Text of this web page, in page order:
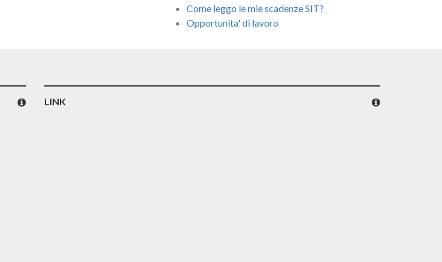
Come leggo le mie scadenze SIT?
Opportunita' di lavoro
LINK